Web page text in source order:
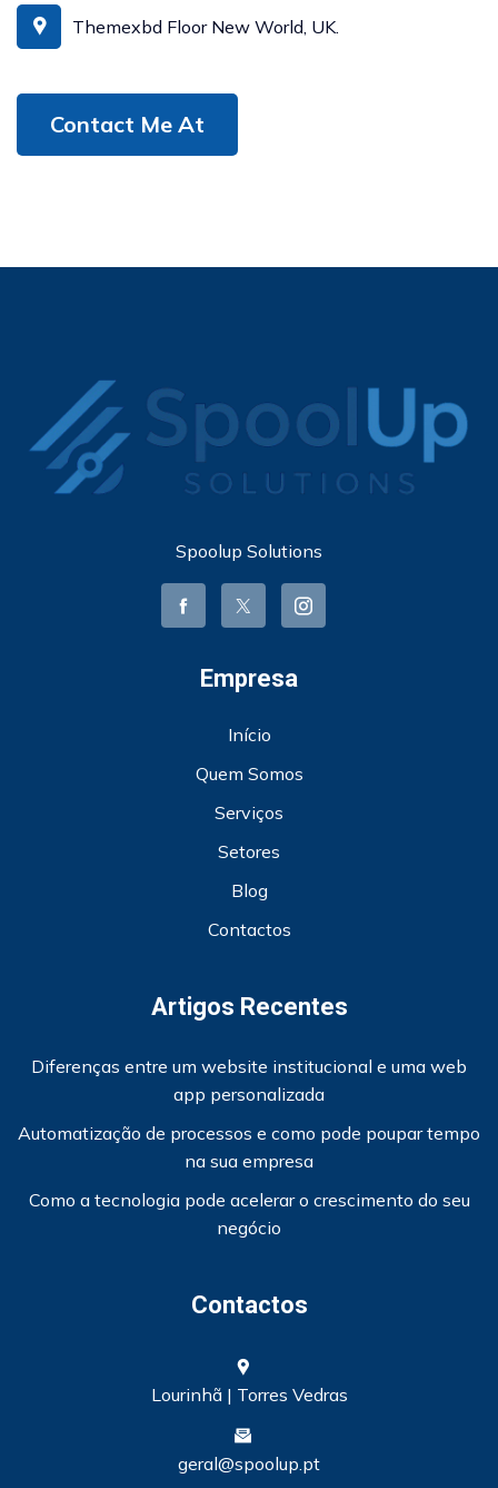
Themexbd Floor New World, UK.
Contact Me At
Spoolup Solutions
Empresa
Início
Quem Somos
Serviços
Setores
Blog
Contactos
Artigos Recentes
Diferenças entre um website institucional e uma web
app personalizada
Automatização de processos e como pode poupar tempo
na sua empresa
Como a tecnologia pode acelerar o crescimento do seu
negócio
Contactos
Lourinhã | Torres Vedras
geral@spoolup.pt